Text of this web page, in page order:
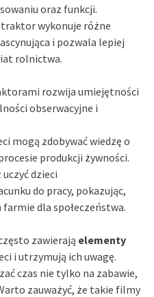
oraz funkcji.
wykonuje różne
i pozwala lepiej
rolnictwa.
rozwija umiejętności
obserwacyjne i
mogą zdobywać wiedzę o
produkcji żywności.
dzieci
do pracy, pokazując,
dla społeczeństwa.
zawierają elementy
i utrzymują ich uwagę.
czas nie tylko na zabawie,
zauważyć, że takie filmy